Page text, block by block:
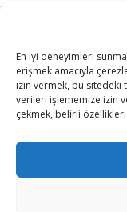
En iyi deneyimleri
erişmek amacıyla
izin vermek, bu sitedeki
verileri işlememize izin
çekmek, belirli
YATAK ODASI
KOLTUK TAKIMI
YEMEK ODASI
SOFRA & MUTFAK
ELEKTRİKLİ EV
ATILIM ALIŞVERİŞ